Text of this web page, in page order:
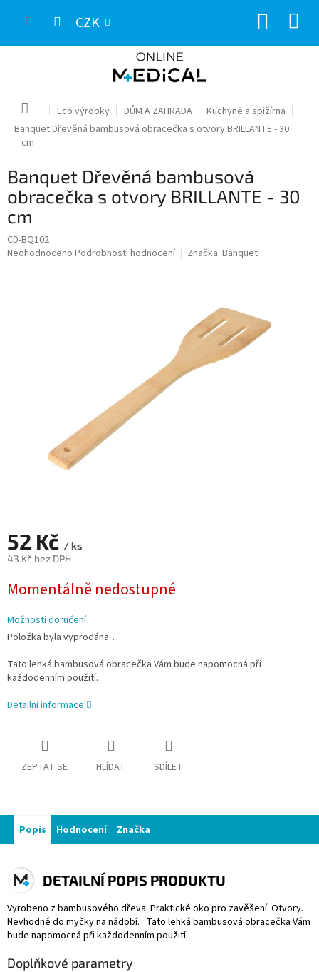
CZK
Domů Eco výrobky DŮM A ZAHRADA
Kuchyně a spižírna
Banquet Dřevěná bambusová obracečka s otvory BRILLANTE - 30
cm
Banquet Dřevěná bambusová
obracečka s otvory BRILLANTE - 30
cm
CD-BQ102
Průměrné
Neohodnoceno Podrobnosti hodnocení Značka: Banquet
52 Kč / ks
43 Kč bez DPH
cena:
Momentálně nedostupné
Možnosti doručení
Položka byla vyprodána…
Tato lehká bambusová obracečka Vám bude napomocná při
každodenním použití.
Detailní informace
ZEPTAT SE HLÍDAT SDÍLET
Popis Hodnocení Značka
DETAILNÍ POPIS PRODUKTU
Vyrobeno z bambusového dřeva. Praktické oko pro zavěšení. Otvory.
Nevhodné do myčky na nádobí. Tato lehká bambusová obracečka Vám
bude napomocná při každodenním použití.
Doplňkové parametry